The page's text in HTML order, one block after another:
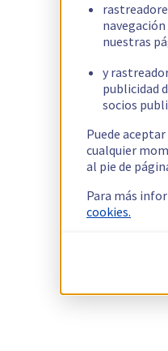
nuestras
y
publicidad
socios
Puede
cualquier
al pie de
Para más
cookies.